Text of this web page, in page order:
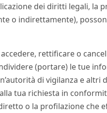
dei diritti legali, la
o indirettamente),
rettificare o
(portare) le tue
di vigilanza e
tua richiesta in
o la profilazione che